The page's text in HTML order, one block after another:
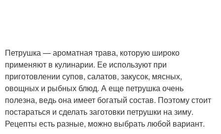
Петрушка — ароматная трава, которую широко
применяют в кулинарии. Ее используют при
приготовлении супов, салатов, закусок, мясных,
овощных и рыбных блюд. А еще петрушка очень
полезна, ведь она имеет богатый состав. Поэтому стоит
постараться и сделать заготовки петрушки на зиму.
Рецепты есть разные, можно выбрать любой вариант.